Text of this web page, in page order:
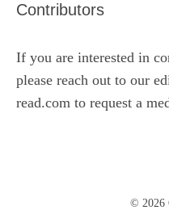
Contributors
If you are interested in
please reach out to our
read.com to request a
© 2026